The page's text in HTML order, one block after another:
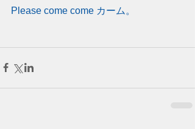
Please come come カーム。